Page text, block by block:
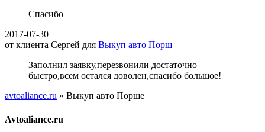
Спасибо
2017-07-30
от клиента Сергей для Выкуп авто Порш
Заполнил заявку,перезвонили достаточно
быстро,всем остался доволен,спасибо большое!
avtoaliance.ru » Выкуп авто Порше
Avtoaliance.ru